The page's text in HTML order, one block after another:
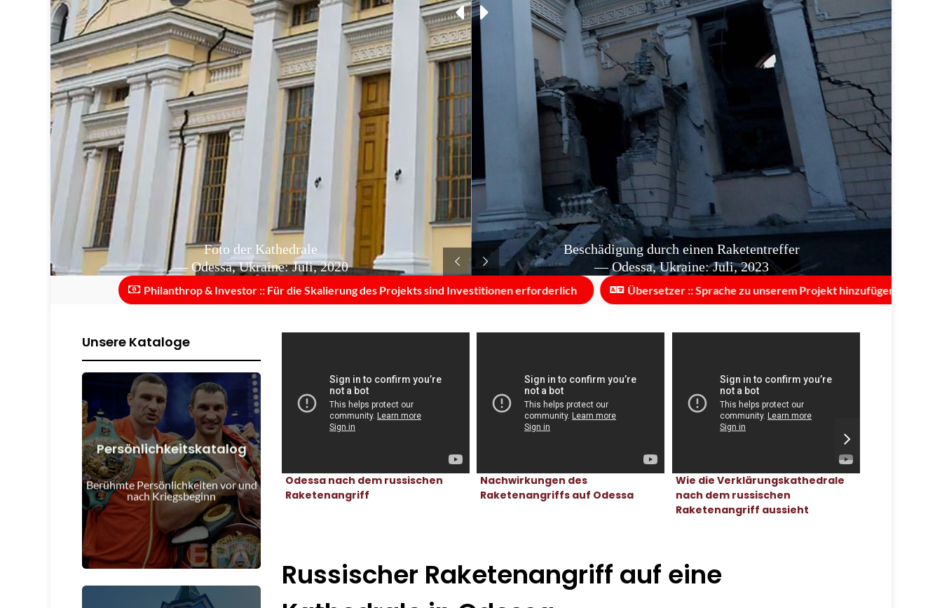
Beschädigung durch einen Raketentreffer
— Odessa, Ukraine: Juli, 2023
Foto der Kathedrale
— Odessa, Ukraine: Juli, 2020
Philanthrop & Investor :: Für die Skalierung des Projekts sind Investitionen erforderlich Übersetzer :: Sprache zu unserem Projekt hinzufügen
Unsere Kataloge
Persönlichkeitskatalog
Berühmte Persönlichkeiten vor und
nach Kriegsbeginn
Menschen vor und nach
Kriegsbeginn
Details anzeigen
Odessa nach dem russischen
Raketenangriff
Nachwirkungen des
Raketenangriffs auf Odessa
Wie die Verklärungskathedrale
nach dem russischen
Raketenangriff aussieht
Russischer Raketenangriff auf eine